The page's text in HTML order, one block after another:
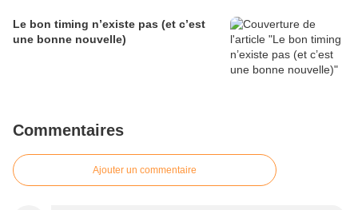
Le bon timing n’existe pas (et c’est
une bonne nouvelle)
Commentaires
Ajouter un commentaire